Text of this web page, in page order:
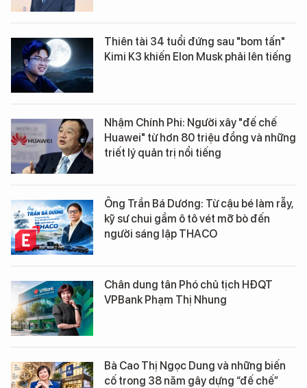
Thiên tài 34 tuổi đứng sau "bom tấn"
Kimi K3 khiến Elon Musk phải lên tiếng
Nhậm Chính Phi: Người xây "đế chế
Huawei" từ hơn 80 triệu đồng và những
triết lý quản trị nổi tiếng
Ông Trần Bá Dương: Từ cậu bé làm rẫy,
kỹ sư chui gầm ô tô vét mỡ bò đến
người sáng lập THACO
Chân dung tân Phó chủ tịch HĐQT
VPBank Phạm Thị Nhung
Bà Cao Thị Ngọc Dung và những biến
cố trong 38 năm gây dựng “đế chế”